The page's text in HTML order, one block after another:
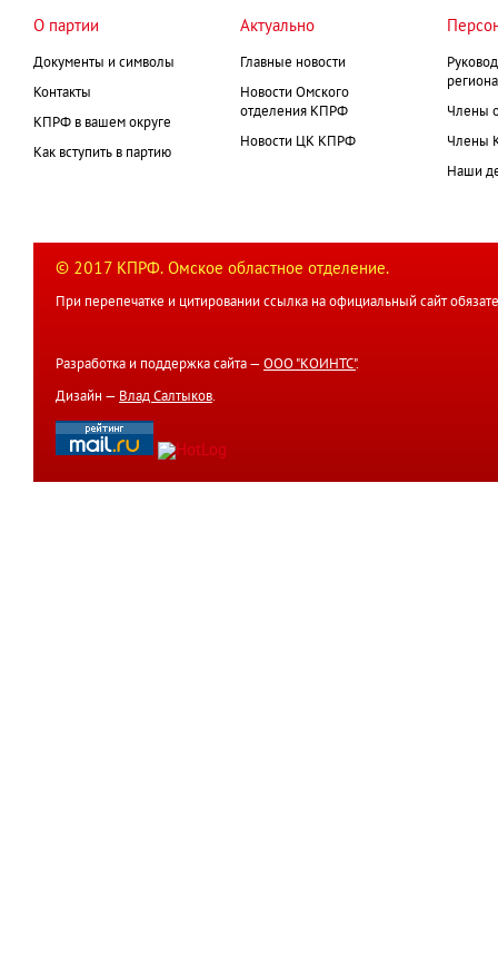
О партии
Документы и символы
Контакты
КПРФ в вашем округе
Как вступить в партию
Актуально
Главные новости
Новости Омского
отделения КПРФ
Новости ЦК КПРФ
Члены
Члены
Наши
© 2017 КПРФ. Омское областное отделение.
При перепечатке и цитировании ссылка на официальный сайт
Разработка и поддержка сайта — ООО "КОИНТС".
Дизайн — Влад Салтыков.